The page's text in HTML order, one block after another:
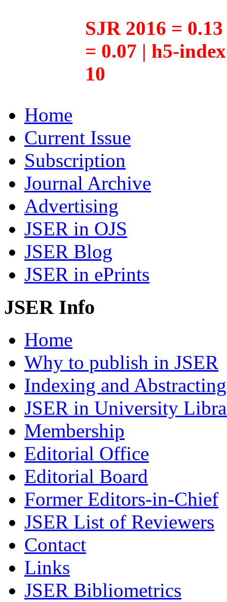
SJR 2016 =
= 0.07 | h5-
10
Home
Current Issue
Subscription
Journal Archive
Advertising
JSER in OJS
JSER Blog
JSER in ePrints
JSER Info
Home
Why to publish in JSER
Indexing and Abstracting
JSER in University
Membership
Editorial Office
Editorial Board
Former Editors-in-Chief
JSER List of Reviewers
Contact
Links
JSER Bibliometrics